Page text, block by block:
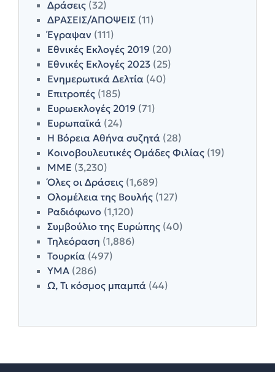
Δράσεις (32)
ΔΡΑΣΕΙΣ/ΑΠΟΨΕΙΣ (11)
Έγραψαν (111)
Εθνικές Εκλογές 2019 (20)
Εθνικές Εκλογές 2023 (25)
Ενημερωτικά Δελτία (40)
Επιτροπές (185)
Ευρωεκλογές 2019 (71)
Ευρωπαϊκά (24)
Η Βόρεια Αθήνα συζητά (28)
Κοινοβουλευτικές Ομάδες Φιλίας (19)
ΜΜΕ (3,230)
Όλες οι Δράσεις (1,689)
Ολομέλεια της Βουλής (127)
Ραδιόφωνο (1,120)
Συμβούλιο της Ευρώπης (40)
Τηλεόραση (1,886)
Τουρκία (497)
ΥΜΑ (286)
Ω, Τι κόσμος μπαμπά (44)